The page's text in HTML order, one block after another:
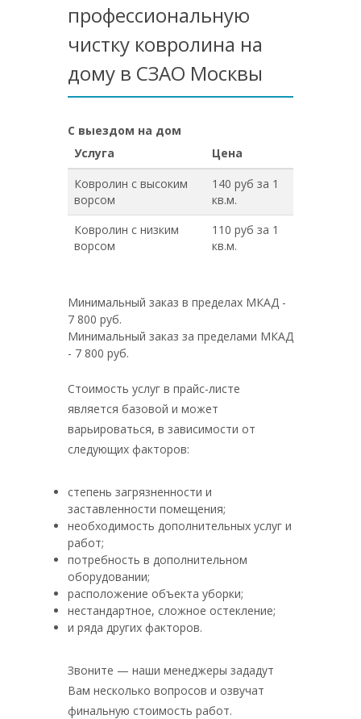
профессиональную
чистку ковролина на
дому в СЗАО Москвы
С выездом на дом
Услуга
Цена
Ковролин с высоким
ворсом
140 руб за 1
кв.м.
Ковролин с низким
ворсом
110 руб за 1
кв.м.
Минимальный заказ в пределах МКАД -
7 800 руб.
Минимальный заказ за пределами МКАД
- 7 800 руб.
Стоимость услуг в прайс-листе
является базовой и может
варьироваться, в зависимости от
следующих факторов:
степень загрязненности и
заставленности помещения;
необходимость дополнительных услуг и
работ;
потребность в дополнительном
оборудовании;
расположение объекта уборки;
нестандартное, сложное остекление;
и ряда других факторов.
Звоните — наши менеджеры зададут
Вам несколько вопросов и озвучат
финальную стоимость работ.